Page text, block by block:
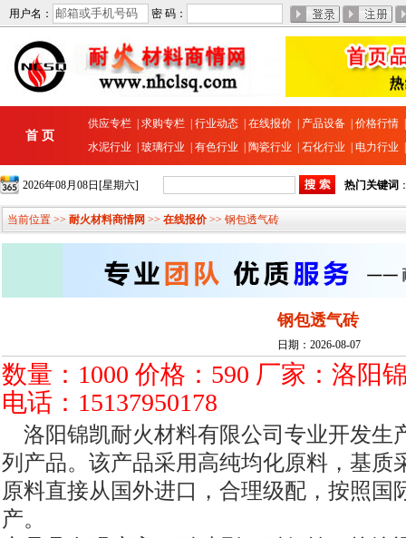
用户名： 密 码：
首 页
供应专栏 求购专栏 行业动态 在线报价 产品设备 价格行情
水泥行业
玻璃行业 有色行业 陶瓷行业 石化行业 电力行业
2026年08月08日[星期六] 热门关键词
当前位置 >> 耐火材料商情网 >> 在线报价>> 钢包透气砖
钢包透气砖
日期：2026-08-07
数量：1000 价格：590 厂家：洛阳
电话：15137950178
洛阳锦凯耐火材料有限公司专业开发生
列产品。该产品采用高纯均化原料，基质
原料直接从国外进口，合理级配，按照国
产。